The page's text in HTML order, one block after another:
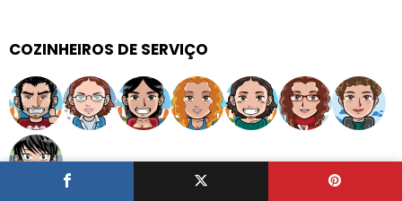
COZINHEIROS DE SERVIÇO